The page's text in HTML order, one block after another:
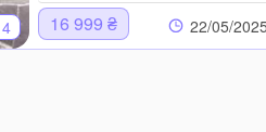
4 16 999 ₴ 22/05/2025